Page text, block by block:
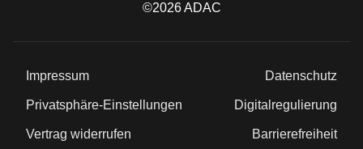
©2026ADAC
Impressum Datenschutz
Privatsphäre-Einstellungen Digitalregulierung
Vertrag widerrufen Barrierefreiheit